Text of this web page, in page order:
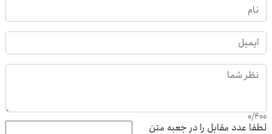
0/400
لطفا عدد مقابل را در جعبه متن